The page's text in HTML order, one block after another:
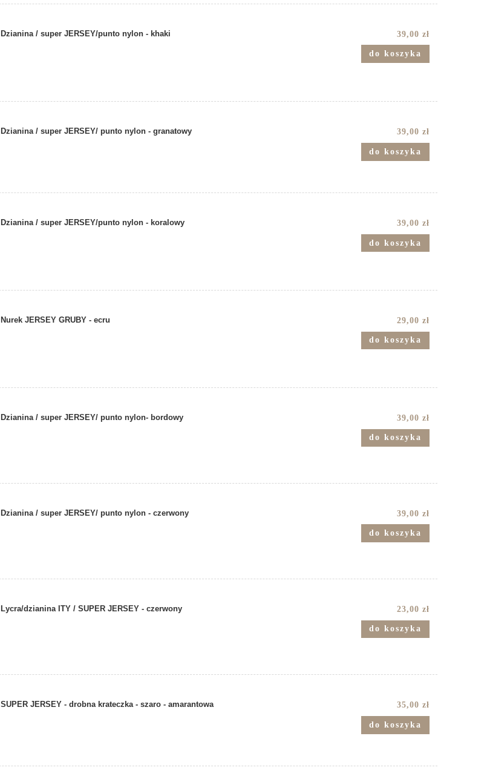
Dzianina / super JERSEY/punto nylon - khaki 39,00 zł
do koszyka
Dzianina / super JERSEY/ punto nylon - granatowy 39,00 zł
do koszyka
Dzianina / super JERSEY/punto nylon - koralowy 39,00 zł
do koszyka
Nurek JERSEY GRUBY - ecru 29,00 zł
do koszyka
Dzianina / super JERSEY/ punto nylon- bordowy 39,00 zł
do koszyka
Dzianina / super JERSEY/ punto nylon - czerwony 39,00 zł
do koszyka
Lycra/dzianina ITY / SUPER JERSEY - czerwony 23,00 zł
do koszyka
SUPER JERSEY - drobna krateczka - szaro - amarantowa 35,00 zł
do koszyka